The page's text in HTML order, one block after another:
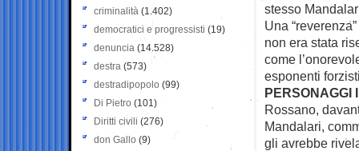
stesso
Una
non era stata
come
esponenti
PERSONAGGI
Rossano,
Mandalari,
gli avrebbe
criminalità (1.402)
democratici e progressisti (19)
denuncia (14.528)
destra (573)
destradipopolo (99)
Di Pietro (101)
Diritti civili (276)
don Gallo (9)